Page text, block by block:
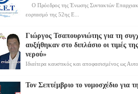
Ο Πρόεδρος της Ένωσης Συντακτών
εορτασμό της 52ης Ε...
Γιώργος Τσαπουρνιώτης για τη
αυξήθηκαν στο διπλάσιο οι τιμές
νερού»
Ιδιαίτερα καυστικός και αποφασισμένος ως
Τον Σεπτέμβριο το νομοσχέδιο για